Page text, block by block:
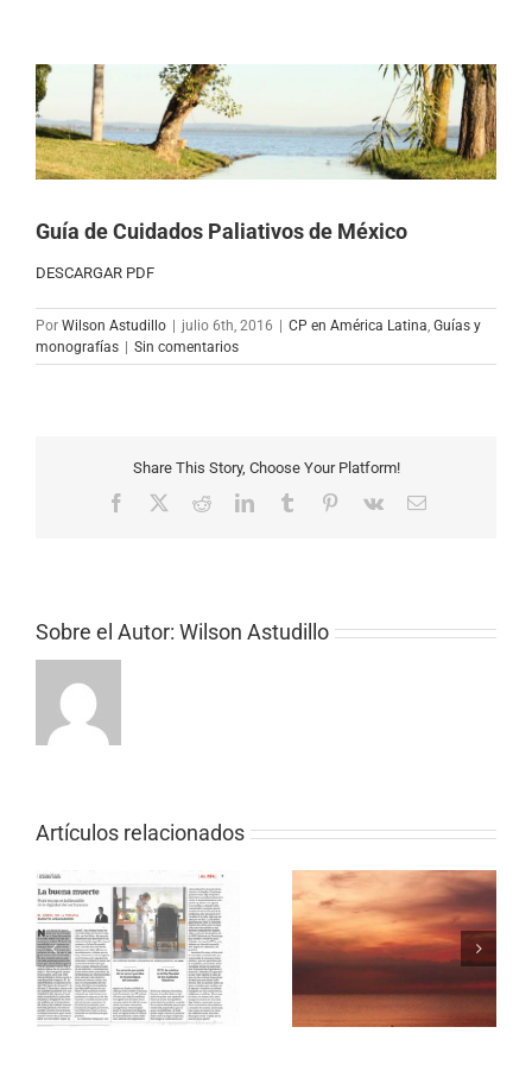
Ver
imagen
más
grande
Guía de Cuidados Paliativos de México
DESCARGAR PDF
Por Wilson Astudillo julio 6th, 2016 CP en América Latina, Guías y
monografías
Sin comentarios
Share This Story, Choose Your Platform!
Facebook RedditLinkedInTumblr Pinterest
Vk
Correo
Sobre el Autor: Wilson Astudillo
Artículos relacionados
Bouquin Cancer
complet
Primary Care
Guidelines for the
Persons Infected with